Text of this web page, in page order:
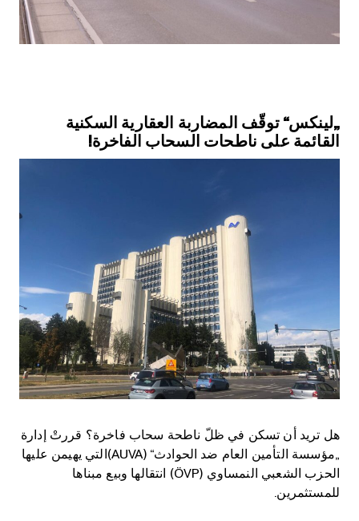
„لينكس“ توقّف المضاربة العقارية السكنية
القائمة على ناطحات السحاب الفاخرة!
هل تريد أن تسكن في ظلّ ناطحة سحاب فاخرة؟ قررتْ إدارة
„مؤسسة التأمين العام ضد الحوادث“ (AUVA)التي يهيمن عليها
الحزب الشعبي النمساوي (ÖVP) انتقالها وبيع مبناها
للمستثمرين.